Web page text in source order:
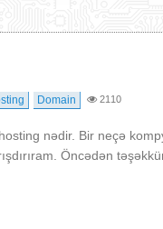
Domain 2110
nədir. Bir neçə
Öncədən